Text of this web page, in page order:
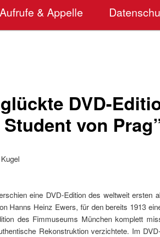
Aufrufe & Appelle
DVD-
Student von
eine DVD-Edition des weltweit ersten
Hanns Heinz Ewers, für den bereits 1913
des Fimmuseums München komplett
Rekonstruktion verzichtete. Im